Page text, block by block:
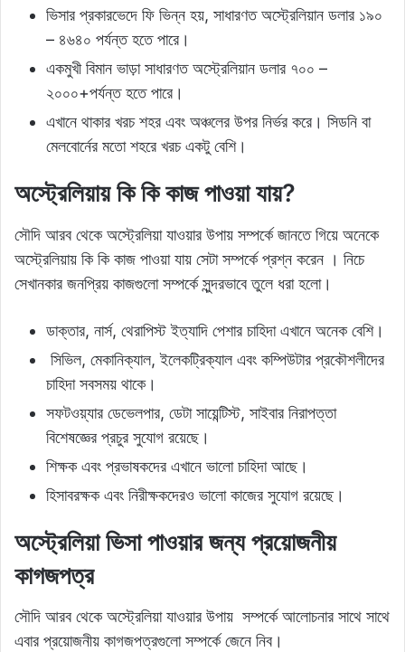
ভিসার প্রকারভেদে ফি ভিন্ন হয়, সাধারণত অস্ট্রেলিয়ান ডলার ১৯০
– ৪৬৪০ পর্যন্ত হতে পারে।
একমুখী বিমান ভাড়া সাধারণত অস্ট্রেলিয়ান ডলার ৭০০ –
২০০০+পর্যন্ত হতে পারে।
এখানে থাকার খরচ শহর এবং অঞ্চলের উপর নির্ভর করে। সিডনি বা
মেলবোর্নের মতো শহরে খরচ একটু বেশি।
অস্ট্রেলিয়ায় কি কি কাজ পাওয়া যায়?
সৌদি আরব থেকে অস্ট্রেলিয়া যাওয়ার উপায় সম্পর্কে জানতে গিয়ে অনেকে
অস্ট্রেলিয়ায় কি কি কাজ পাওয়া যায় সেটা সম্পর্কে প্রশ্ন করেন । নিচে
সেখানকার জনপ্রিয় কাজগুলো সম্পর্কে সুন্দরভাবে তুলে ধরা হলো।
ডাক্তার, নার্স, থেরাপিস্ট ইত্যাদি পেশার চাহিদা এখানে অনেক বেশি।
সিভিল, মেকানিক্যাল, ইলেকট্রিক্যাল এবং কম্পিউটার প্রকৌশলীদের
চাহিদা সবসময় থাকে।
সফটওয়্যার ডেভেলপার, ডেটা সায়েন্টিস্ট, সাইবার নিরাপত্তা
বিশেষজ্ঞের প্রচুর সুযোগ রয়েছে।
শিক্ষক এবং প্রভাষকদের এখানে ভালো চাহিদা আছে।
হিসাবরক্ষক এবং নিরীক্ষকদেরও ভালো কাজের সুযোগ রয়েছে।
অস্ট্রেলিয়া ভিসা পাওয়ার জন্য প্রয়োজনীয়
কাগজপত্র
সৌদি আরব থেকে অস্ট্রেলিয়া যাওয়ার উপায় সম্পর্কে আলোচনার সাথে সাথে
এবার প্রয়োজনীয় কাগজপত্রগুলো সম্পর্কে জেনে নিব।